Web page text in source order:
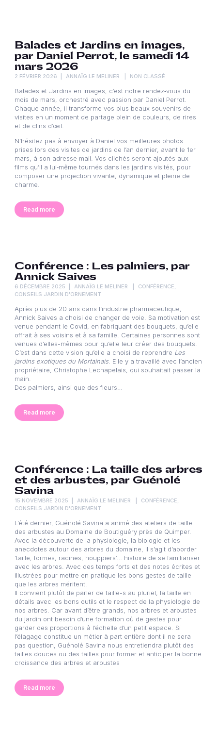
Balades et Jardins en images,
par Daniel Perrot, le samedi 14
mars 2026
2 FÉVRIER 2026 ANNAÏG LE MELINER NON CLASSÉ
Balades et Jardins en images, c’est notre rendez‑vous du
mois de mars, orchestré avec passion par Daniel Perrot.
Chaque année, il transforme vos plus beaux souvenirs de
visites en un moment de partage plein de couleurs, de rires
et de clins d’œil.
N’hésitez pas à envoyer à Daniel vos meilleures photos
prises lors des visites de jardins de l’an dernier, avant le 1er
mars, à son adresse mail. Vos clichés seront ajoutés aux
films qu’il a lui‑même tournés dans les jardins visités, pour
composer une projection vivante, dynamique et pleine de
charme.
Read more
Conférence : Les palmiers, par
Annick Saives
6 DÉCEMBRE 2025 ANNAÏG LE MELINER CONFÉRENCE,
CONSEILS JARDIN D'ORNEMENT
Après plus de 20 ans dans l’industrie pharmaceutique,
Annick Saives a choisi de changer de voie. Sa motivation est
venue pendant le Covid, en fabriquant des bouquets, qu’elle
offrait à ses voisins et à sa famille. Certaines personnes sont
venues d’elles-mêmes pour qu’elle leur créer des bouquets.
C’est dans cette vision qu’elle a choisi de reprendre Les
jardins exotiques du Mortainais. Elle y a travaillé avec l’ancien
propriétaire, Christophe Lechapelais, qui souhaitait passer la
main.
Des palmiers, ainsi que des fleurs…
Read more
Conférence : La taille des arbres
et des arbustes, par Guénolé
Savina
15 NOVEMBRE 2025 ANNAÏG LE MELINER CONFÉRENCE,
CONSEILS JARDIN D'ORNEMENT
L’été dernier, Guénolé Savina a animé des ateliers de taille
des arbustes au Domaine de Boutiguéry près de Quimper.
Avec la découverte de la physiologie, la biologie et les
anecdotes autour des arbres du domaine, il s’agit d’aborder
‘taille, formes, racines, houppiers’… histoire de se familiariser
avec les arbres. Avec des temps forts et des notes écrites et
illustrées pour mettre en pratique les bons gestes de taille
que les arbres méritent.
Il convient plutôt de parler de taille-s au pluriel, la taille en
détails avec les bons outils et le respect de la physiologie de
nos arbres. Car avant d’être grands, nos arbres et arbustes
du jardin ont besoin d’une formation où de gestes pour
garder des proportions à l’échelle d’un petit espace. Si
l’élagage constitue un métier à part entière dont il ne sera
pas question, Guénolé Savina nous entretiendra plutôt des
tailles douces ou des tailles pour former et anticiper la bonne
croissance des arbres et arbustes
Read more